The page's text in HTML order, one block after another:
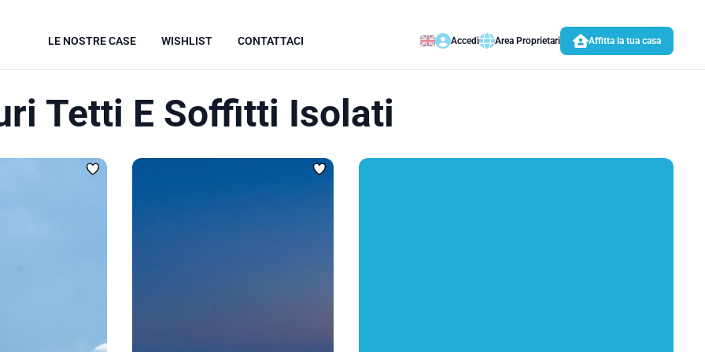
LE NOSTRE CASE WISHLIST CONTATTACI Accedi Area Proprietari Affitta la tua casa
Tetti E Soffitti Isolati